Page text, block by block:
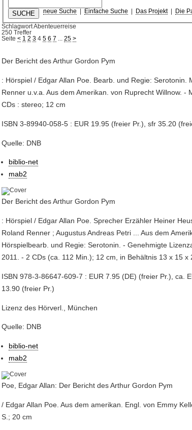
neue Suche Einfache Suche Das Projekt| Die
Schlagwort Abenteuerreise
250 Treffer
Seite< 1 2 3 4 5 6 7 ...25 >
Der Bericht des Arthur Gordon Pym
: Hörspiel / Edgar Allan Poe. Bearb. und Regie: Serotonin.
Renner u.v.a. Aus dem Amerikan. von Ruprecht Willnow. -
CDs : stereo; 12 cm
ISBN 3-89940-058-5 : EUR 19.95 (freier Pr.), sfr 35.20
Quelle: DNB
biblio-net
mab2
Der Bericht des Arthur Gordon Pym
: Hörspiel / Edgar Allan Poe. Sprecher Erzähler Heiner
Roland Renner ; Augustus Andreas Petri ... Aus dem
Hörspielbearb. und Regie: Serotonin. - Genehmigte
2011. - 2 CDs (ca. 112 Min.); 12 cm, in Behältnis 13 x 15 x
ISBN 978-3-86647-609-7 : EUR 7.95 (DE) (freier Pr.), ca.
13.90 (freier Pr.)
Lizenz des Hörverl., München
Quelle: DNB
biblio-net
mab2
Poe, Edgar Allan: Der Bericht des Arthur Gordon Pym
/ Edgar Allan Poe. Aus dem amerikan. Engl. von Emmy
S.; 20 cm